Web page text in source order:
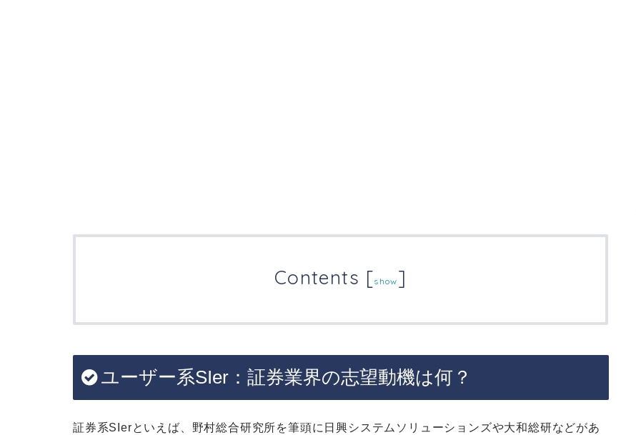
Contents [show ]
ユーザー系SIer：証券業界の志望動機は何？
証券系SIerといえば、野村総合研究所を筆頭に日興システムソリューションズや大和総研などがあ